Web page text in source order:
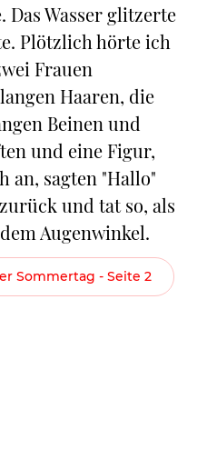
Das Wasser glitzerte
Plötzlich hörte ich
Frauen
Haaren, die
Beinen und
und eine Figur,
sagten "Hallo"
und tat so, als
Augenwinkel.
Sommertag - Seite 2